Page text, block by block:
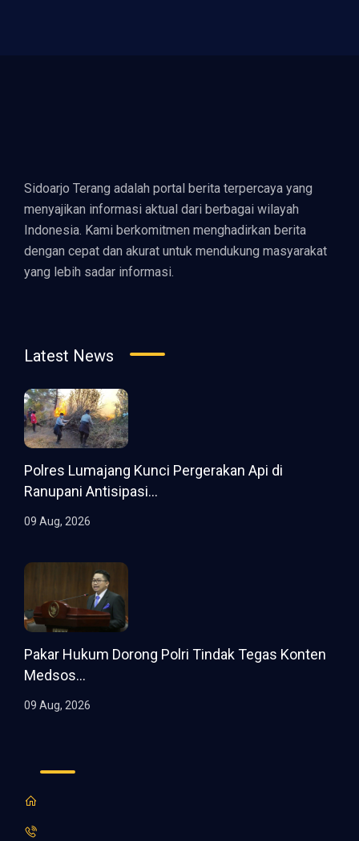
Sidoarjo Terang adalah portal berita terpercaya yang
menyajikan informasi aktual dari berbagai wilayah
Indonesia. Kami berkomitmen menghadirkan berita
dengan cepat dan akurat untuk mendukung masyarakat
yang lebih sadar informasi.
Latest News
Polres Lumajang Kunci Pergerakan Api di
Ranupani Antisipasi...
09 Aug, 2026
Pakar Hukum Dorong Polri Tindak Tegas Konten
Medsos...
09 Aug, 2026